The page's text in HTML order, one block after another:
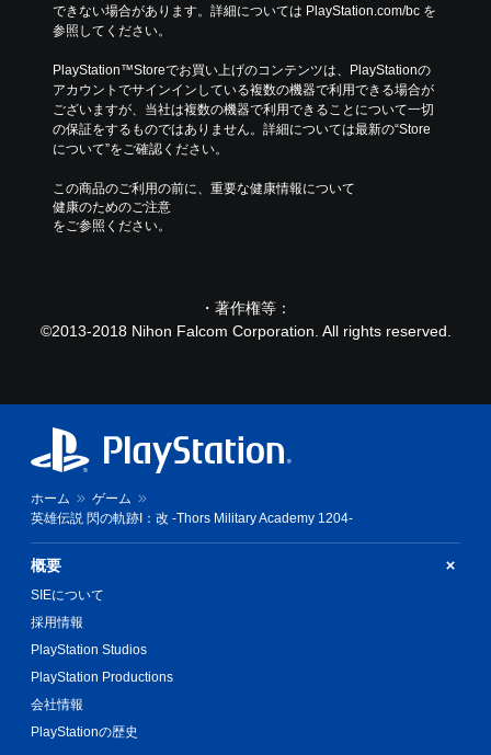
できない場合があります。詳細については PlayStation.com/bc を
参照してください。
PlayStation™Storeでお買い上げのコンテンツは、PlayStationの
アカウントでサインインしている複数の機器で利用できる場合が
ございますが、当社は複数の機器で利用できることについて一切
の保証をするものではありません。詳細については最新の“Store
について”をご確認ください。
この商品のご利用の前に、重要な健康情報について
健康のためのご注意
をご参照ください。
・著作権等：
©2013-2018 Nihon Falcom Corporation. All rights reserved.
ホーム
ゲーム
英雄伝説 閃の軌跡I：改 -Thors Military Academy 1204-
概要
SIEについて
採用情報
PlayStation Studios
PlayStation Productions
会社情報
PlayStationの歴史